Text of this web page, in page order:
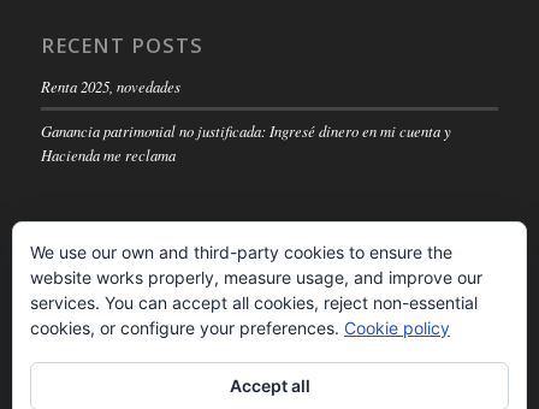
RECENT POSTS
Renta 2025, novedades
Ganancia patrimonial no justificada: Ingresé dinero en mi cuenta y
Hacienda me reclama
LEGAL NOTICE
Read
We use our own and third-party cookies to ensure the
website works properly, measure usage, and improve our
services. You can accept all cookies, reject non-essential
cookies, or configure your preferences. Cookie policy
Accept all